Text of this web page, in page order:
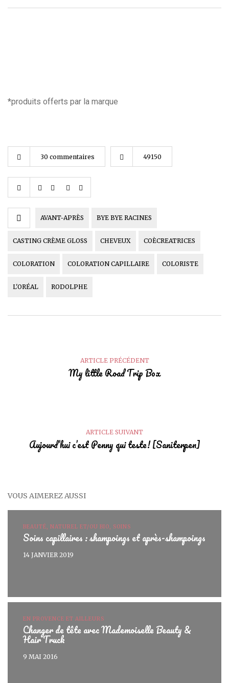
*produits offerts par la marque
30 commentaires 49150
AVANT-APRÈS BYE BYE RACINES
CASTING CRÈME GLOSS CHEVEUX COÈCREATRICES
COLORATION COLORATION CAPILLAIRE COLORISTE
L'ORÉAL RODOLPHE
ARTICLE PRÉCÉDENT
My little Road Trip Box
ARTICLE SUIVANT
Aujourd’hui c’est Penny qui teste! [Saniterpen]
VOUS AIMEREZ AUSSI
BEAUTÉ, NATUREL ET/OU BIO, SOINS
Soins capillaires : shampoings et après-shampoings
14 JANVIER 2019
EN PROVENCE ET AILLEURS
Changer de tête avec Mademoiselle Beauty &
Hair Truck
9 MAI 2016